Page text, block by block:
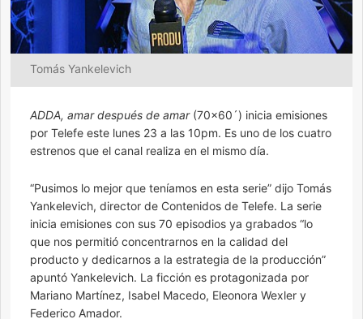
Tomás Yankelevich
ADDA, amar después de amar(70×60´) inicia emisiones
por Telefe este lunes 23 a las 10pm. Es uno de los cuatro
estrenos que el canal realiza en el mismo día.
“Pusimos lo mejor que teníamos en esta serie” dijo Tomás
Yankelevich, director de Contenidos de Telefe. La serie
inicia emisiones con sus 70 episodios ya grabados “lo
que nos permitió concentrarnos en la calidad del
producto y dedicarnos a la estrategia de la producción”
apuntó Yankelevich. La ficción es protagonizada por
Mariano Martínez, Isabel Macedo, Eleonora Wexler y
Federico Amador.